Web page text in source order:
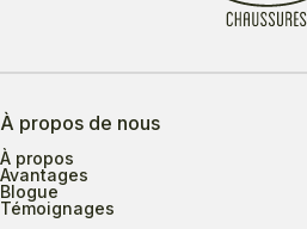
À propos de nous
À propos
Avantages
Blogue
Témoignages